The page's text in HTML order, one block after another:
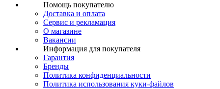
Помощь покупателю
Доставка и оплата
Сервис и рекламация
О магазине
Вакансии
Информация для покупателя
Гарантия
Бренды
Политика конфиденциальности
Политика использования куки-файлов